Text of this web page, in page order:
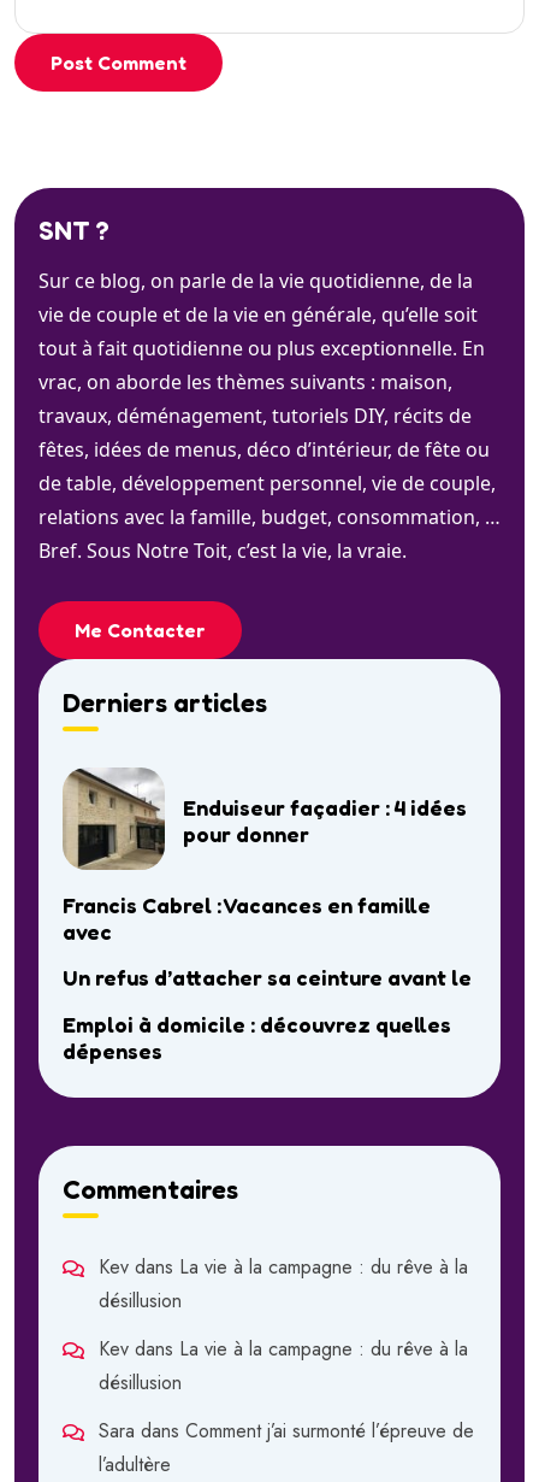
Post Comment
SNT ?
Sur ce blog, on parle de la vie quotidienne, de la
vie de couple et de la vie en générale, qu’elle soit
tout à fait quotidienne ou plus exceptionnelle. En
vrac, on aborde les thèmes suivants : maison,
travaux, déménagement, tutoriels DIY, récits de
fêtes, idées de menus, déco d’intérieur, de fête ou
de table, développement personnel, vie de couple,
relations avec la famille, budget, consommation, …
Bref. Sous Notre Toit, c’est la vie, la vraie.
Me Contacter
Derniers articles
Enduiseur façadier : 4 idées
pour donner
Francis Cabrel : Vacances en famille
avec
Un refus d’attacher sa ceinture avant le
Emploi à domicile : découvrez quelles
dépenses
Commentaires
Kev dans La vie à la campagne : du rêve à la
désillusion
Kev dans La vie à la campagne : du rêve à la
désillusion
Sara dans Comment j’ai surmonté l’épreuve de
l’adultère